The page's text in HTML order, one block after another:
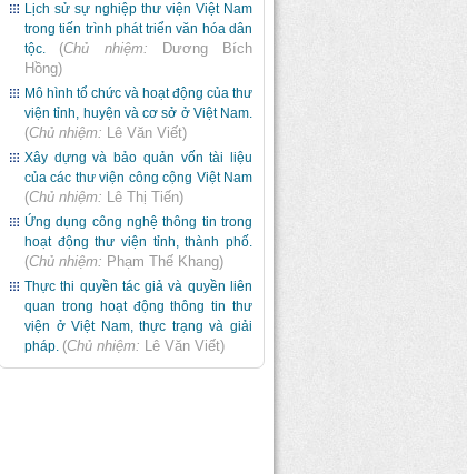
Lịch sử sự nghiệp thư viện Việt Nam
trong tiến trình phát triển văn hóa dân
tộc.
(Chủ nhiệm:
Dương Bích
Hồng)
Mô hình tổ chức và hoạt động của thư
viện tỉnh, huyện và cơ sở ở Việt Nam.
(Chủ nhiệm: Lê Văn Viết)
Xây dựng và bảo quản vốn tài liệu
của các thư viện công cộng Việt Nam
(Chủ nhiệm: Lê Thị Tiến)
Ứng dụng công nghệ thông tin trong
hoạt động thư viện tỉnh, thành phố.
(Chủ nhiệm: Phạm Thế Khang)
Thực thi quyền tác giả và quyền liên
quan trong hoạt động thông tin thư
viện ở Việt Nam, thực trạng và giải
pháp. (Chủ nhiệm: Lê Văn Viết)